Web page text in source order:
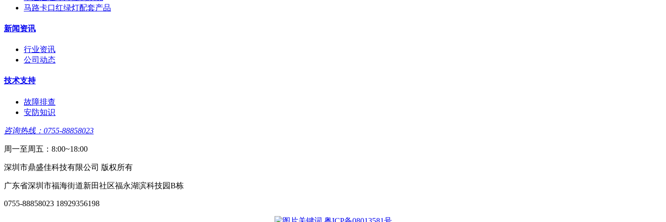
马路卡口红绿灯配套产品
新闻资讯
行业资讯
公司动态
技术支持
故障排查
安防知识
咨询热线：0755-88858023
周一至周五：8:00~18:00
深圳市鼎盛佳科技有限公司 版权所有
广东省深圳市福海街道新田社区福永湖滨科技园B栋
0755-88858023 18929356198